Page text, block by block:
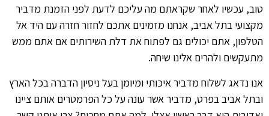
טוב, עכשיו לאחר שקראתם מה עליכם לדעת לפני הזמנת מדביר
מקצועי בתל אביב, אנחנו מזמינים אתכם לחזור חזרה עם היד אל
הטלפון, אתם יכולים גם לפתוח את דלת השירותים אם אתם ממש
מתעקשים ולהרים אלינו שיחה.
אנו נדאג לשלוח מדביר איכותי ומיומן בעל ניסיון הדברה בכל הארץ
ובתל אביב בפרט, מדביר אשר עונה על כל הפרמטרים אותם ציינו